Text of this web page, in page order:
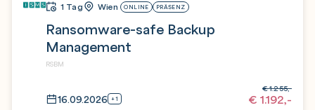
1 Tag Wien ONLINE PRÄSENZ
Ransomware-safe Backup
Management
RSBM
16.09.2026 +1 € 1.192,-
€1.255,-